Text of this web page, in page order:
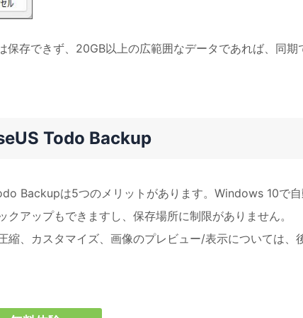
存できず、20GB以上の広範囲なデータであれば、同期
Todo Backup
Backupは5つのメリットがあります。Windows 10で
アップもできますし、保存場所に制限がありません。
、カスタマイズ、画像のプレビュー/表示については、